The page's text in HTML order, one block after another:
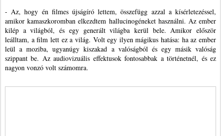
- Az, hogy én filmes újságíró lettem, összefügg azzal a kísérletezéssel,
amikor kamaszkoromban elkezdtem hallucinogéneket használni. Az ember
kilép a világból, és egy generált világba kerül bele. Amikor először
leálltam, a film lett ez a világ. Volt egy ilyen mágikus hatása: ha az ember
leül a moziba, ugyanúgy kiszakad a valóságból és egy másik valóság
szippant be. Az audiovizuális effektusok fontosabbak a történetnél, és ez
nagyon vonzó volt számomra.